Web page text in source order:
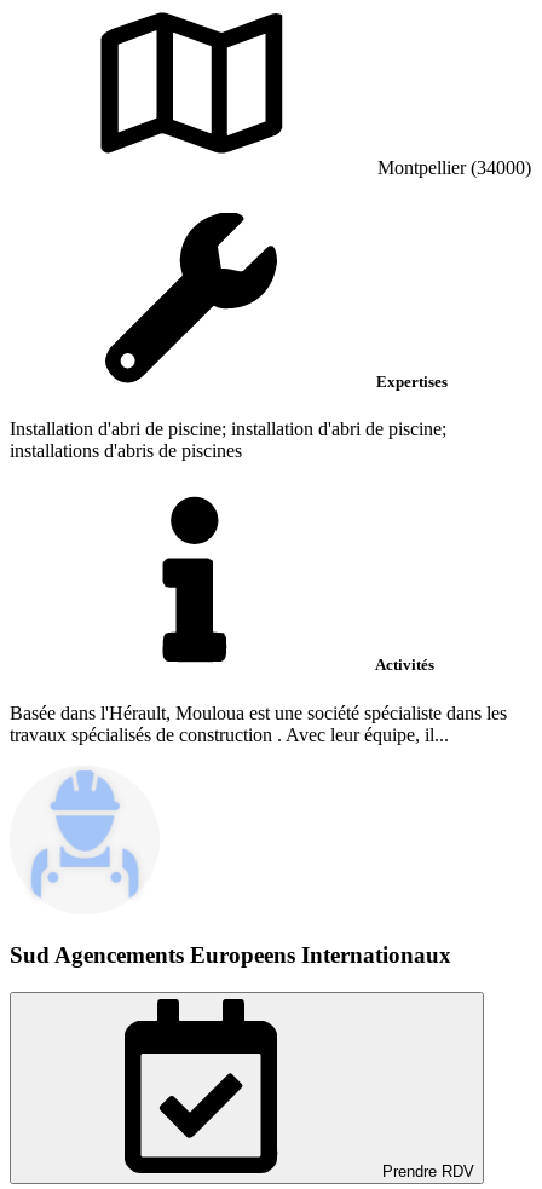
Montpellier (34000)
Expertises
Installation d'abri de piscine; installation d'abri de piscine;
installations d'abris de piscines
Activités
Basée dans l'Hérault, Mouloua est une société spécialiste dans les
travaux spécialisés de construction . Avec leur équipe, il...
Sud Agencements Europeens Internationaux
Prendre RDV